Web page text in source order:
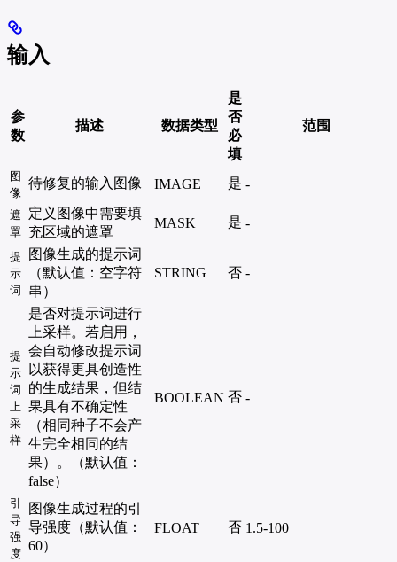
输入
参
数
描述 数据类型
是
否
必
填
范围
图
像
待修复的输入图像 IMAGE 是 -
遮
罩
定义图像中需要填
充区域的遮罩
MASK 是 -
提
示
词
图像生成的提示词
（默认值：空字符
串）
STRING 否 -
提
示
词
上
采
样
是否对提示词进行
上采样。若启用，
会自动修改提示词
以获得更具创造性
的生成结果，但结
果具有不确定性
（相同种子不会产
生完全相同的结
果）。（默认值：
false）
BOOLEAN 否 -
引
导
强
度
图像生成过程的引
导强度（默认值：
60）
FLOAT 否 1.5-100